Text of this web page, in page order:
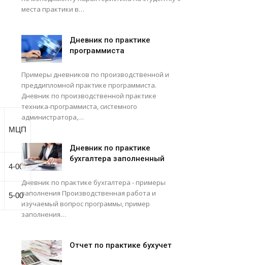
МЦП
4-00
5-00
места практики в…
Дневник по практике
программиста
Примеры дневников по производственной и
преддипломной практике программиста.
Дневник по производственной практике
техника-программиста, системного
администратора,…
Дневник по практике
бухгалтера заполненный
Дневник по практике бухгалтера - примеры
заполнения Производственная работа и
изучаемый вопрос программы, пример
заполнения…
Отчет по практике бухучет